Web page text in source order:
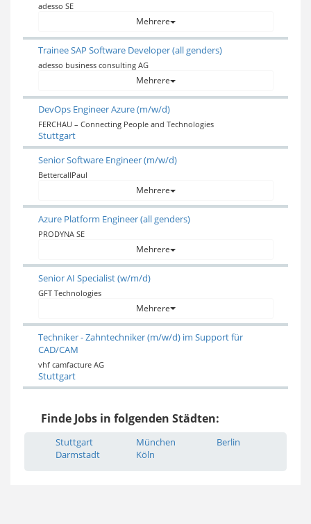
adesso SE
Mehrere
Trainee SAP Software Developer (all genders)
adesso business consulting AG
Mehrere
DevOps Engineer Azure (m/w/d)
FERCHAU – Connecting People and Technologies
Stuttgart
Senior Software Engineer (m/w/d)
BettercallPaul
Mehrere
Azure Platform Engineer (all genders)
PRODYNA SE
Mehrere
Senior AI Specialist (w/m/d)
GFT Technologies
Mehrere
Techniker - Zahntechniker (m/w/d) im Support für
CAD/CAM
vhf camfacture AG
Stuttgart
Finde Jobs in folgenden Städten:
Stuttgart
Darmstadt
München
Köln
Berlin